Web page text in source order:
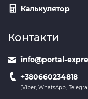
Калькулятор
Контакти
info@portal-
+380660234818
(Viber, WhatsApp,